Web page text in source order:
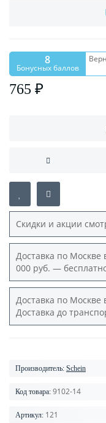
8
Бонусных баллов
765 ₽
Скидки и акции
Доставка по
000 руб. —
Доставка по Москве
Доставка до
Производитель: Schein
Код товара: 9102-14
Артикул: 121